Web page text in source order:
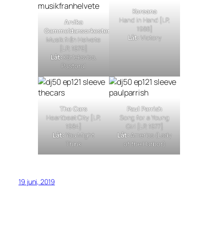
Arvika
Gammeldansorkester
Musik från Helvete
[LP, 1979]
Låt:Kärleksvisa,
Pastoral
Koreana
Hand in Hand [LP,
1988]
Låt:Victory
The Cars
Heartbeat City [LP,
1984]
Låt:You Might
Think
Paul Parrish
Song for a Young
Girl[LP, 1977]
Låt:America (Lady
of the Harbor)
19 juni, 2019